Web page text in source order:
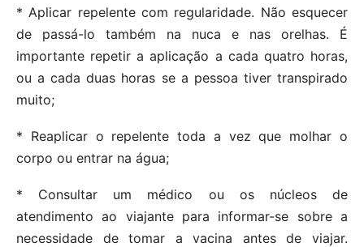
* Aplicar repelente com regularidade. Não esquecer
de passá-lo também na nuca e nas orelhas. É
importante repetir a aplicação a cada quatro horas,
ou a cada duas horas se a pessoa tiver transpirado
muito;
* Reaplicar o repelente toda a vez que molhar o
corpo ou entrar na água;
* Consultar um médico ou os núcleos de
atendimento ao viajante para informar-se sobre a
necessidade de tomar a vacina antes de viajar.